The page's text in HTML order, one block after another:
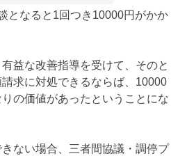
となると1回つき10000円がかか
益な改善指導を受けて、そのと
求に対処できるならば、10000
の価値があったということにな
ない場合、三者間協議・調停プ